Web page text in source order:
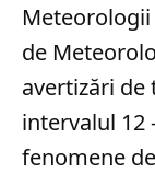
de
avertizări de
intervalul 12
fenomene